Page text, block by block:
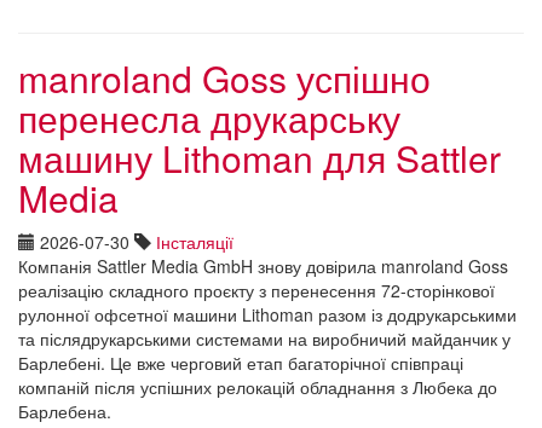
manroland Goss успішно
перенесла друкарську
машину Lithoman для Sattler
Media
2026-07-30
Інсталяції
Компанія Sattler Media GmbH знову довірила manroland Goss
реалізацію складного проєкту з перенесення 72-сторінкової
рулонної офсетної машини Lithoman разом із додрукарськими
та післядрукарськими системами на виробничий майданчик у
Барлебені. Це вже черговий етап багаторічної співпраці
компаній після успішних релокацій обладнання з Любека до
Барлебена.